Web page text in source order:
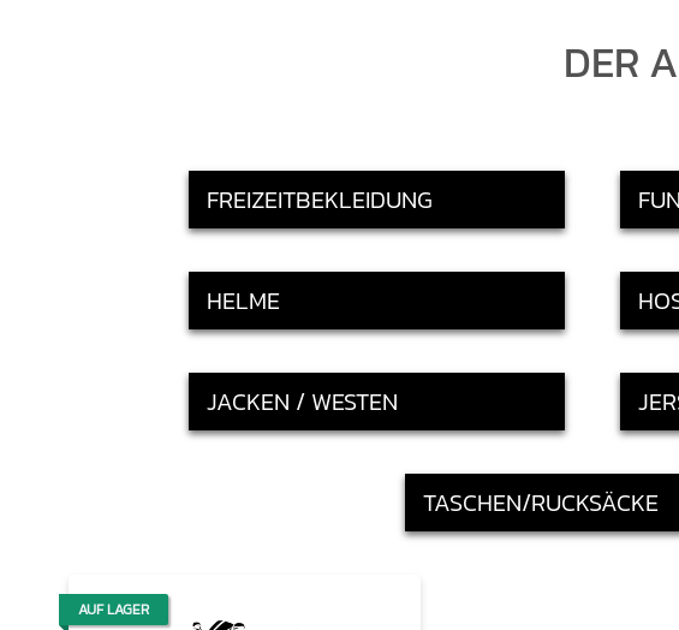
DER
FREIZEITBEKLEIDUNG
HELME
JACKEN / WESTEN
TASCHEN/RUCKSÄCKE
AUF LAGER